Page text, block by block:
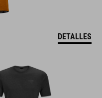
DETALLES